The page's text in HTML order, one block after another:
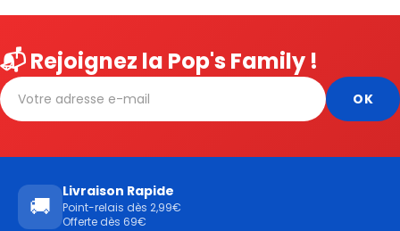
📬 Rejoignez la Pop's Family !
🚚
Livraison Rapide
Point-relais dès 2,99€
Offerte dès 69€